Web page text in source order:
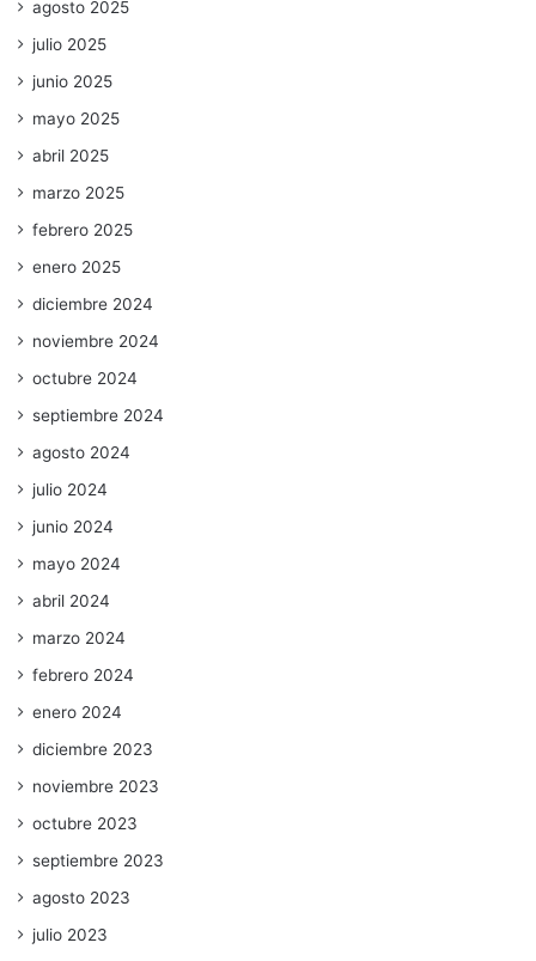
agosto 2025
julio 2025
junio 2025
mayo 2025
abril 2025
marzo 2025
febrero 2025
enero 2025
diciembre 2024
noviembre 2024
octubre 2024
septiembre 2024
agosto 2024
julio 2024
junio 2024
mayo 2024
abril 2024
marzo 2024
febrero 2024
enero 2024
diciembre 2023
noviembre 2023
octubre 2023
septiembre 2023
agosto 2023
julio 2023